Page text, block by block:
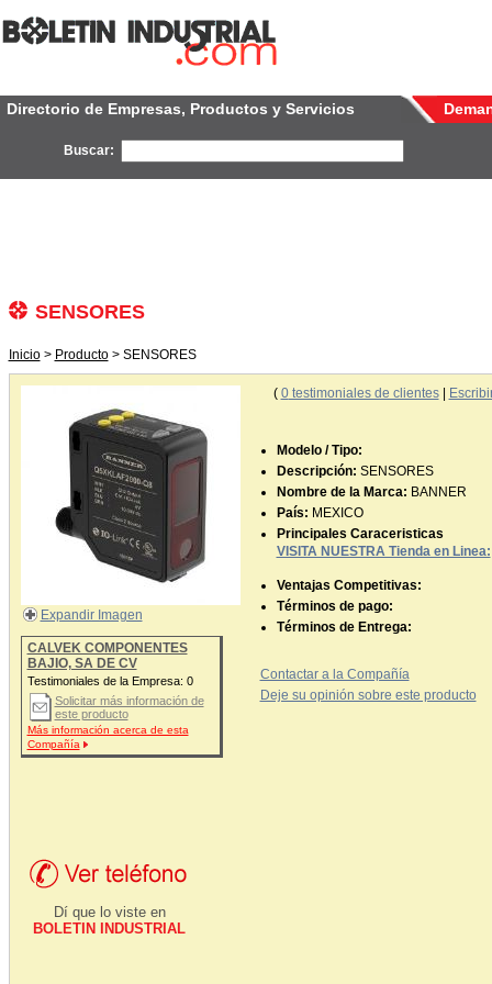
Directorio de Empresas, Productos y Servicios
Buscar:
SENSORES
Inicio> Producto> SENSORES
Expandir Imagen
CALVEK COMPONENTES
BAJIO, SA DE CV
Testimoniales de la Empresa: 0
Solicitar más información de
este producto
Más información acerca de esta
Compañía
Dí que lo viste en
BOLETIN INDUSTRIAL
( 0testimoniales de clientes|
Modelo / Tipo:
Descripción: SENSORES
Nombre de la Marca: BANNER
País: MEXICO
Principales Caraceristicas
VISITA NUESTRA Tienda en Linea:
Ventajas Competitivas:
Términos de pago:
Términos de Entrega:
Contactar a la Compañía
Deje su opinión sobre este producto